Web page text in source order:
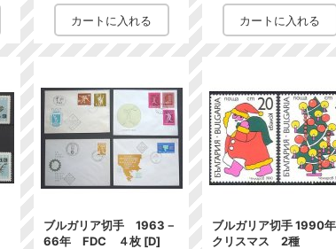
ブルガリア切手 1963－
66年 FDC ４枚 [D]
ブルガリア切手 1990
クリスマス 2種